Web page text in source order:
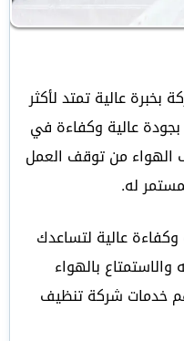
بخبرة عالية تمتد لأكثر
بجودة عالية وكفاءة في
الهواء من توقف العمل
له.
عالية لتساعدك
بالهواء
خدمات شركة تنظيف